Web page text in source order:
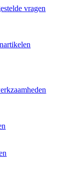
vragen